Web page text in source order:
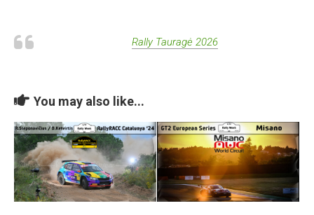
Rally Tauragė 2026
You may also like...